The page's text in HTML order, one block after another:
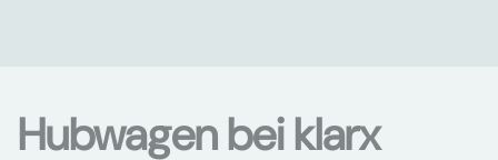
Hubwagen bei klarx